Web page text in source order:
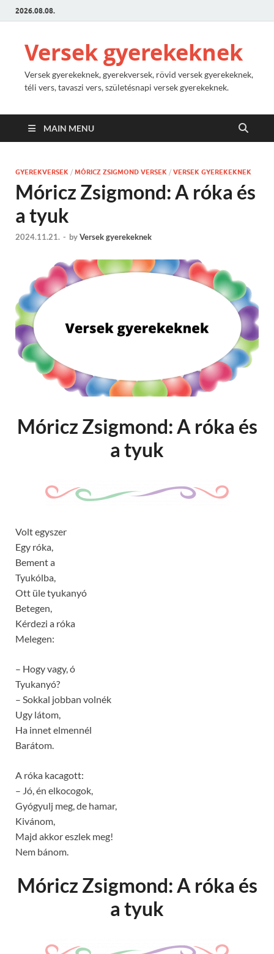
2026.08.08.
Versek gyerekeknek
Versek gyerekeknek, gyerekversek, rövid versek gyerekeknek,
téli vers, tavaszi vers, születésnapi versek gyerekeknek.
MAIN MENU
GYEREKVERSEK / MÓRICZ ZSIGMOND VERSEK / VERSEK GYEREKEKNEK
Móricz Zsigmond: A róka és
a tyuk
2024.11.21. - byVersek gyerekeknek
Móricz Zsigmond: A róka és
a tyuk
Volt egyszer
Egy róka,
Bement a
Tyukólba,
Ott üle tyukanyó
Betegen,
Kérdezi a róka
Melegen:
– Hogy vagy, ó
Tyukanyó?
– Sokkal jobban volnék
Ugy látom,
Ha innet elmennél
Barátom.
A róka kacagott:
– Jó, én elkocogok,
Gyógyulj meg, de hamar,
Kivánom,
Majd akkor eszlek meg!
Nem bánom.
Móricz Zsigmond: A róka és
a tyuk